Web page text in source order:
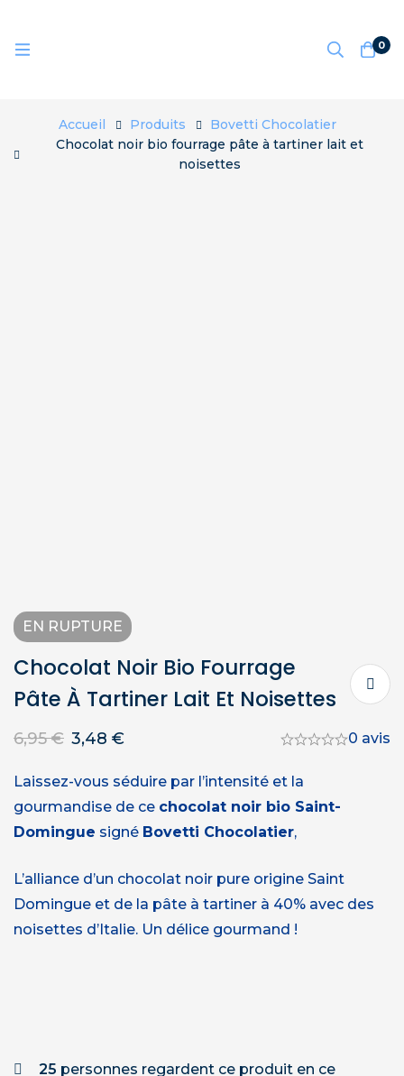
0
Accueil Produits
Bovetti Chocolatier
Chocolat noir bio fourrage pâte à tartiner lait et
noisettes
EN RUPTURE
Chocolat Noir Bio Fourrage
Pâte À Tartiner Lait Et Noisettes
6,95€ 3,48 € 0 avis
Laissez-vous séduire par l’intensité et la
gourmandise de ce chocolat noir bio Saint-
Domingue signé Bovetti Chocolatier,
L’alliance d’un chocolat noir pure origine Saint
Domingue et de la pâte à tartiner à 40% avec des
noisettes d’Italie. Un délice gourmand !
25 personnes regardent ce produit en ce